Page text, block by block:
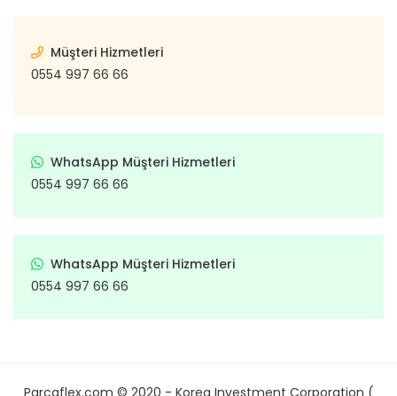
Müşteri Hizmetleri
0554 997 66 66
WhatsApp Müşteri Hizmetleri
0554 997 66 66
WhatsApp Müşteri Hizmetleri
0554 997 66 66
Parcaflex.com © 2020 - Korea Investment Corporation (